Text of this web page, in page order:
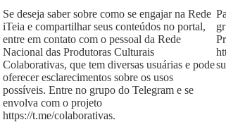
Se deseja saber sobre como se engajar na Rede
iTeia e compartilhar seus conteúdos no portal,
entre em contato com o pessoal da Rede
Nacional das Produtoras Culturais
Colaborativas, que tem diversas usuárias e pode
oferecer esclarecimentos sobre os usos
possíveis. Entre no grupo do Telegram e se
envolva com o projeto
https://t.me/colaborativas.